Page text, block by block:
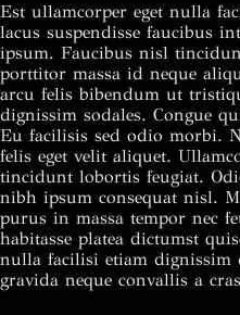
Est ullamcorper eget nulla
lacus suspendisse faucibus
ipsum. Faucibus nisl
porttitor massa id neque
arcu felis bibendum ut
dignissim sodales. Congue
Eu facilisis sed odio morbi.
felis eget velit aliquet.
tincidunt lobortis feugiat.
nibh ipsum consequat nisl.
purus in massa tempor nec
habitasse platea dictumst
nulla facilisi etiam dignissim
gravida neque convallis a